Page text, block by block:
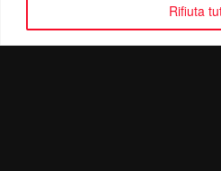
Rifiuta